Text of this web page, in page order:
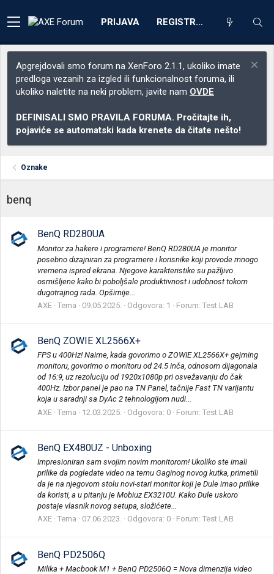
PRIJAVA REGISTRACIJA
Apgrejdovali smo forum na XenForo 2.1.1, ukoliko imate
predloga vezanih za izgled ili funkcionalnost foruma, ili
ukoliko naletite na neki problem, javite nam OVDE
DEFINISALI SMO PRAVILA FORUMA. Pročitajte ih,
pojaviće se automatski kada krenete da čitate nešto!
Oznake
benq
BenQ RD280UA
Monitor za hakere i programere! BenQ RD280UA je monitor
posebno dizajniran za programere i korisnike koji provode mnogo
vremena ispred ekrana. Njegove karakteristike su pažljivo
osmišljene kako bi poboljšale produktivnost i udobnost tokom
dugotrajnog rada. Opširnije...
AXE Tema 09.05.2025. Odgovora: 1 Forum: Test LAB
BenQ ZOWIE XL2566X+
FPS u 400Hz! Naime, kada govorimo o ZOWIE XL2566X+ gejming
monitoru, govorimo o monitoru od 24.5 inča, odnosom dijagonala
od 16:9, uz rezoluciju od 1920x1080p pri osvežavanju do čak
400Hz. Izbor panel je pao na TN Panel, tačnije Fast TN varijantu
koja u saradnji sa DyAc 2 tehnologijom nudi...
AXE Tema 12.03.2025. Odgovora: 0 Forum: Test LAB
BenQ EX480UZ - Unboxing
Impresioniran sam svojim novim monitorom! Ukoliko ste imali
prilike da pogledate video na temu Gaginog novog kutka, primetili
da je na njegovom stolu novi-stari monitor koji je Dule imao prilike
da koristi, a u pitanju je Mobiuz EX3210U. Kako Dule uskoro
postaje vlasnik novog setupa, složićete...
AXE Tema 07.06.2023. Odgovora: 0 Forum: Test LAB
BenQ PD2506Q
Milika + Macbook M1 + BenQ PD2506Q = Nova dimenzija video